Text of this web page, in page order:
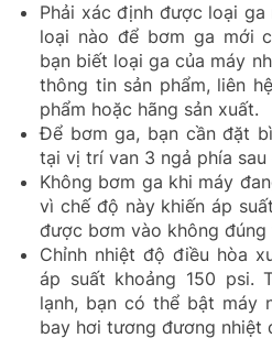
Phải xác định được loại
loại nào để bơm ga mới
bạn biết loại ga của máy
thông tin sản phẩm, liên
phẩm hoặc hãng sản xuất.
Để bơm ga, bạn cần đặt
tại vị trí van 3 ngả phía sau
Không bơm ga khi máy
vì chế độ này khiến áp
được bơm vào không
Chỉnh nhiệt độ điều hòa
áp suất khoảng 150 psi.
lạnh, bạn có thể bật máy
bay hơi tương đương nhiệt